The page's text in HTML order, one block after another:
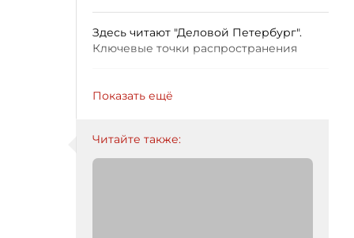
Здесь читают "Деловой Петербург".
Ключевые точки распространения
Показать ещё
Читайте также: